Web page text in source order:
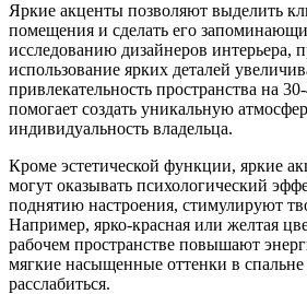
Яркие акценты позволяют выделить
помещения и сделать его
исследованию дизайнеров интерьера,
использование ярких деталей
привлекательность пространства на
помогает создать уникальную
индивидуальность владельца.
Кроме эстетической функции, яркие
могут оказывать психологический
поднятию настроения, стимулируют
Например, ярко-красная или желтая
рабочем пространстве повышают
мягкие насыщенные оттенки в
расслабиться.